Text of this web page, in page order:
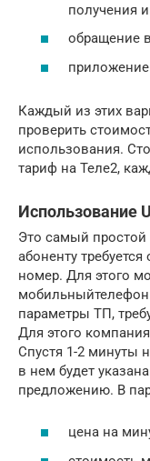
получения
обращение
приложение
Каждый из этих
проверить
использования.
тариф на Теле2,
Использование
Это самый
абоненту
номер. Для этого
параметры ТП,
Для этого
Спустя 1-2 минуты
в нем будет
предложению. В
цена на